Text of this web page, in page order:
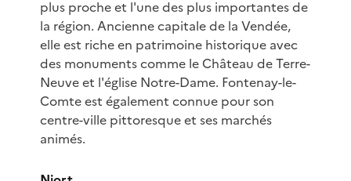
plus proche et l'une des plus importantes de
la région. Ancienne capitale de la Vendée,
elle est riche en patrimoine historique avec
des monuments comme le Château de Terre-
Neuve et l'église Notre-Dame. Fontenay-le-
Comte est également connue pour son
centre-ville pittoresque et ses marchés
animés.